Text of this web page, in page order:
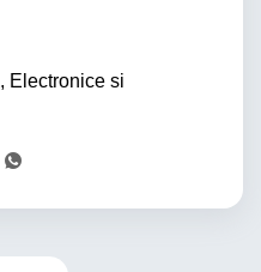
, Electronice si